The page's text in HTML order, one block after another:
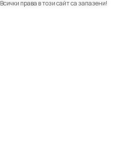
Всички права в този сайт са запазени!